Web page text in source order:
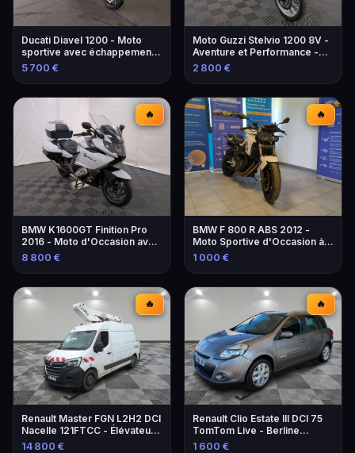
Ducati Diavel 1200 - Moto
sportive avec échappement
modifié
5 700 €
Moto Guzzi Stelvio 1200 8V -
Aventure et Performance -
2013
2 800 €
🔥
BMW K1600GT Finition Pro
2016 - Moto d'Occasion avec
Équipements
8 800 €
🔥
BMW F 800 R ABS 2012 -
Moto Sportive d'Occasion à
Marseille
1 000 €
🔥
Renault Master FGN L2H2 DCI
Nacelle 121FTCC - Élévateur
de 2021
14 800 €
🔥
Renault Clio Estate III DCI 75
TomTom Live - Berline
familiale économique
1 600 €